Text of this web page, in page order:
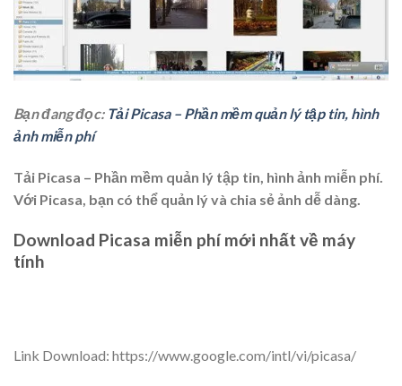
Bạn đang đọc: Tải Picasa – Phần mềm quản lý tập tin, hình
ảnh miễn phí
Tải Picasa – Phần mềm quản lý tập tin, hình ảnh miễn phí.
Với Picasa, bạn có thể quản lý và chia sẻ ảnh dễ dàng.
Download Picasa miễn phí mới nhất về máy
tính
Link Download: https://www.google.com/intl/vi/picasa/